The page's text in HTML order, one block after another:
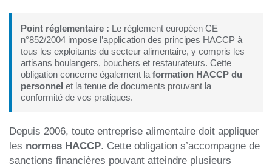
Point réglementaire : Le règlement européen CE
n°852/2004 impose l’application des principes HACCP à
tous les exploitants du secteur alimentaire, y compris les
artisans boulangers, bouchers et restaurateurs. Cette
obligation concerne également la formation HACCP du
personnel et la tenue de documents prouvant la
conformité de vos pratiques.
Depuis 2006, toute entreprise alimentaire doit appliquer
les normes HACCP. Cette obligation s’accompagne de
sanctions financières pouvant atteindre plusieurs